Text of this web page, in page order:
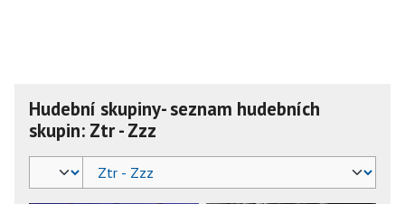
Hudební skupiny- seznam hudebních
skupin: Ztr - Zzz